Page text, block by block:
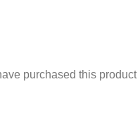
purchased this product